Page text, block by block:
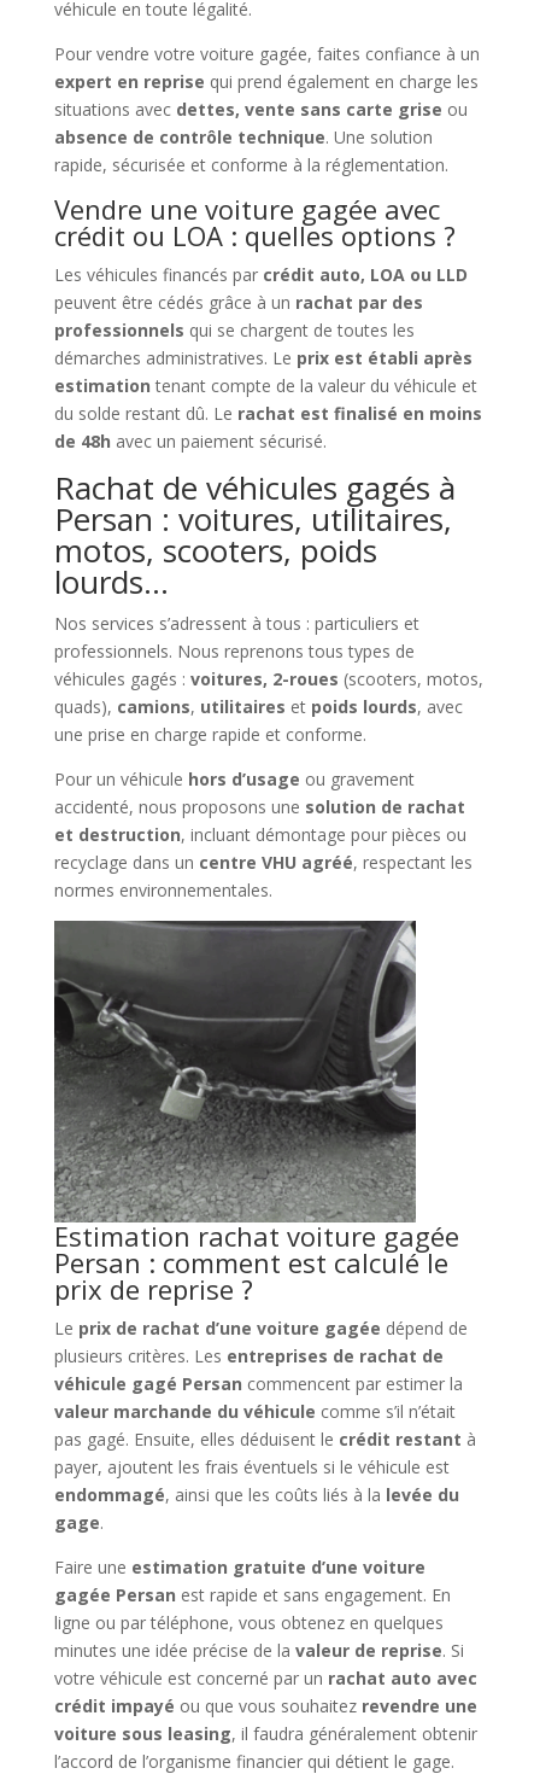
véhicule en toute légalité.
Pour vendre votre voiture gagée, faites confiance à un
expert en reprise qui prend également en charge les
situations avec dettes, vente sans carte grise ou
absence de contrôle technique. Une solution
rapide, sécurisée et conforme à la réglementation.
Vendre une voiture gagée avec
crédit ou LOA : quelles options ?
Les véhicules financés par crédit auto, LOA ou LLD
peuvent être cédés grâce à un rachat par des
professionnels qui se chargent de toutes les
démarches administratives. Le prix est établi après
estimation tenant compte de la valeur du véhicule et
du solde restant dû. Le rachat est finalisé en moins
de 48h avec un paiement sécurisé.
Rachat de véhicules gagés à
Persan : voitures, utilitaires,
motos, scooters, poids
lourds…
Nos services s’adressent à tous : particuliers et
professionnels. Nous reprenons tous types de
véhicules gagés : voitures, 2-roues (scooters, motos,
quads), camions, utilitaires et poids lourds, avec
une prise en charge rapide et conforme.
Pour un véhicule hors d’usage ou gravement
accidenté, nous proposons une solution de rachat
et destruction, incluant démontage pour pièces ou
recyclage dans un centre VHU agréé, respectant les
normes environnementales.
Estimation rachat voiture gagée
Persan : comment est calculé le
prix de reprise ?
Le prix de rachat d’une voiture gagée dépend de
plusieurs critères. Les entreprises de rachat de
véhicule gagé Persan commencent par estimer la
valeur marchande du véhicule comme s’il n’était
pas gagé. Ensuite, elles déduisent le crédit restant à
payer, ajoutent les frais éventuels si le véhicule est
endommagé, ainsi que les coûts liés à la levée du
gage.
Faire une estimation gratuite d’une voiture
gagée Persan est rapide et sans engagement. En
ligne ou par téléphone, vous obtenez en quelques
minutes une idée précise de la valeur de reprise. Si
votre véhicule est concerné par un rachat auto avec
crédit impayé ou que vous souhaitez revendre une
voiture sous leasing, il faudra généralement obtenir
l’accord de l’organisme financier qui détient le gage.